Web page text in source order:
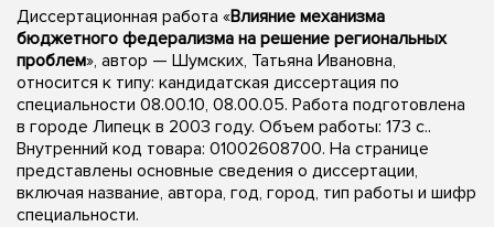
Диссертационная работа «Влияние механизма
бюджетного федерализма на решение региональных
проблем», автор — Шумских, Татьяна Ивановна,
относится к типу: кандидатская диссертация по
специальности 08.00.10, 08.00.05. Работа подготовлена
в городе Липецк в 2003 году. Объем работы: 173 с..
Внутренний код товара: 01002608700. На странице
представлены основные сведения о диссертации,
включая название, автора, год, город, тип работы и шифр
специальности.